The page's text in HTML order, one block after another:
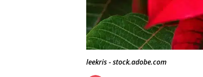
leekris - stock.adobe.com